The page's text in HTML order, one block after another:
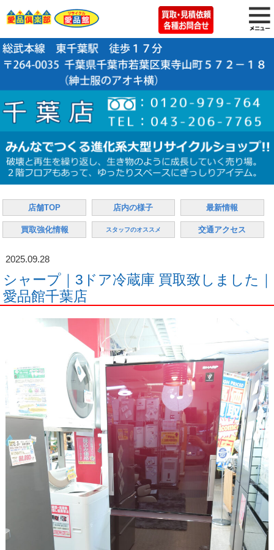
店舗TOP 店内の様子 最新情報
買取強化情報 スタッフのオススメ 交通アクセス
2025.09.28
シャープ｜3ドア冷蔵庫 買取致しました｜
愛品館千葉店